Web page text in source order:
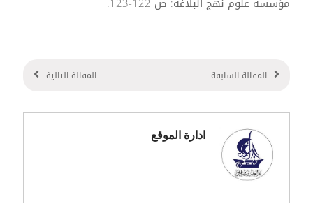
المقالة السابقة المقالة التالية
ادارة الموقع